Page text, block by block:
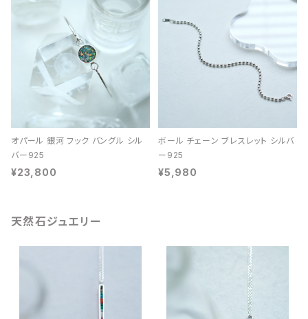
オパール 銀河 フック バングル シル
バー925
¥23,800
ボール チェーン ブレスレット シルバ
ー925
¥5,980
天然石ジュエリー